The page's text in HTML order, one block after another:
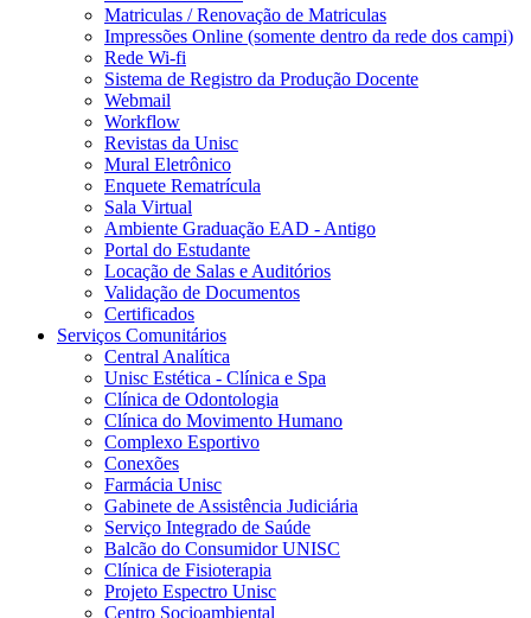
Matriculas / Renovação de Matriculas
Impressões Online (somente dentro da rede dos campi)
Rede Wi-fi
Sistema de Registro da Produção Docente
Webmail
Workflow
Revistas da Unisc
Mural Eletrônico
Enquete Rematrícula
Sala Virtual
Ambiente Graduação EAD - Antigo
Portal do Estudante
Locação de Salas e Auditórios
Validação de Documentos
Certificados
Serviços Comunitários
Central Analítica
Unisc Estética - Clínica e Spa
Clínica de Odontologia
Clínica do Movimento Humano
Complexo Esportivo
Conexões
Farmácia Unisc
Gabinete de Assistência Judiciária
Serviço Integrado de Saúde
Balcão do Consumidor UNISC
Clínica de Fisioterapia
Projeto Espectro Unisc
Centro Socioambiental